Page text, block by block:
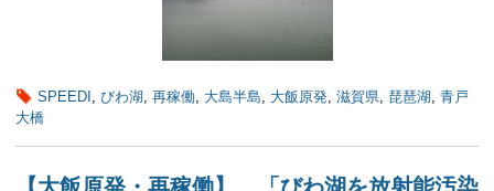
SPEEDI , びわ湖, 再稼働, 大島半島, 大飯原発, 滋賀県, 琵琶湖, 青戸
大橋